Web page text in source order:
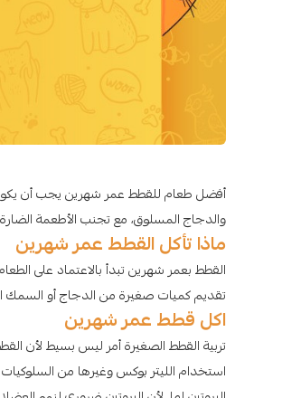
أفضل طعام للقطط عمر شهرين يجب أن يكون
والدجاج المسلوق، مع تجنب الأطعمة
ماذا تأكل القطط عمر شهرين
القطط بعمر شهرين تبدأ بالاعتماد على
تقديم كميات صغيرة من الدجاج أو السمك
اكل قطط عمر شهرين
تربية القطط الصغيرة أمر ليس بسيط لأن
استخدام الليتر بوكس وغيرها من